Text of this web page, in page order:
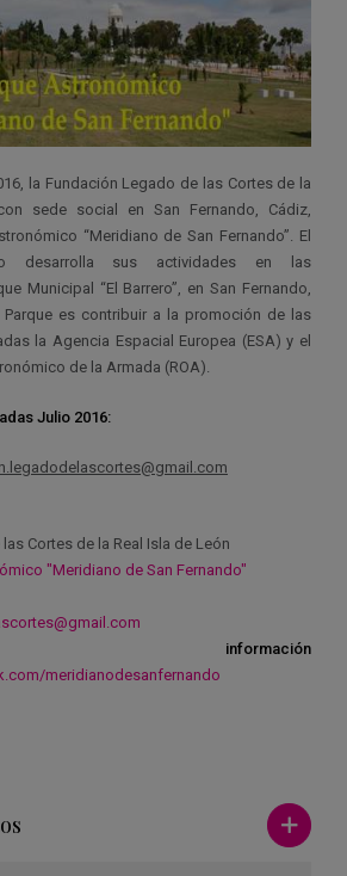
la Fundación Legado de las Cortes de la
sede social en San Fernando, Cádiz,
“Meridiano de San Fernando”. El
desarrolla sus actividades en las
Municipal “El Barrero”, en San Fernando,
es contribuir a la promoción de las
la Agencia Espacial Europea (ESA) y el
de la Armada (ROA).
Julio 2016:
Cortes de la Real Isla de León
"Meridiano de San Fernando"
meridianodesanfernando
Ver más